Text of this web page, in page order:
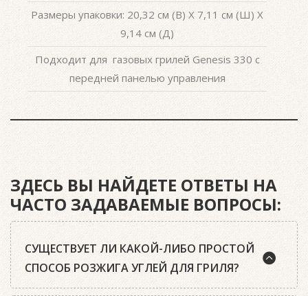
Размеры упаковки: 20,32 см (В) X 7,11 см (Ш) X
9,14 см (Д)
Подходит для газовых грилей Genesis 330 с
передней панелью управления
ЗДЕСЬ ВЫ НАЙДЕТЕ ОТВЕТЫ НА
ЧАСТО ЗАДАВАЕМЫЕ ВОПРОСЫ:
СУЩЕСТВУЕТ ЛИ КАКОЙ-ЛИБО ПРОСТОЙ
СПОСОБ РОЗЖИГА УГЛЕЙ ДЛЯ ГРИЛЯ?